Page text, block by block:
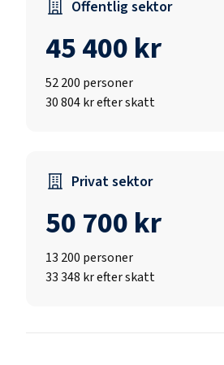
Offentlig sektor
45 400 kr
52 200 personer
30 804 kr efter skatt
Privat sektor
50 700 kr
13 200 personer
33 348 kr efter skatt